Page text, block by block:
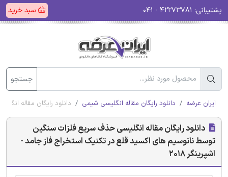
پشتیبانی: سبد خرید
جستجو
ایران عرضه دانلود رایگان مقاله انگلیسی شیمی دانلود رایگان مقاله
دانلود رایگان مقاله انگلیسی حذف سریع فلزات سنگین
توسط نانوسیم های اکسید قلع در تکنیک استخراج فاز جامد -
اشپرینگر 2018